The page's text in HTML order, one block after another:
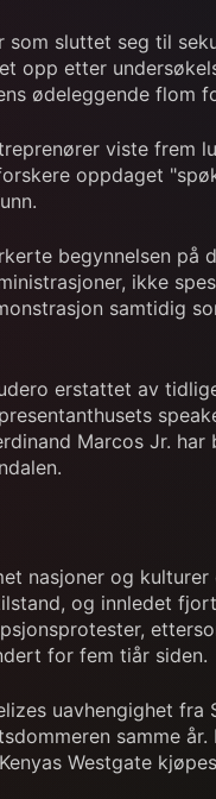
sluttet seg til
opp etter
ødeleggende flom
viste frem
oppdaget
begynnelsen
ikke
samtidig
erstattet av
Marcos Jr.
nasjoner og
og innledet
for fem tiår siden.
uavhengighet fra
samme
Westgate